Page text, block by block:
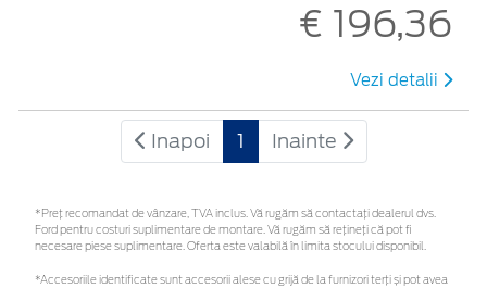
€ 196,36
Vezi detalii
Inapoi 1 Inainte
*Preţ recomandat de vânzare, TVA inclus. Vă rugăm să contactaţi dealerul dvs.
Ford pentru costuri suplimentare de montare. Vă rugăm să rețineți că pot fi
necesare piese suplimentare. Oferta este valabilă în limita stocului disponibil.
*Accesoriile identificate sunt accesorii alese cu grijă de la furnizori terți și pot avea